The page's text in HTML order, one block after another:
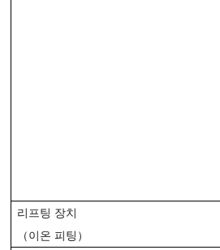
리프팅 장치
（이온 피팅）